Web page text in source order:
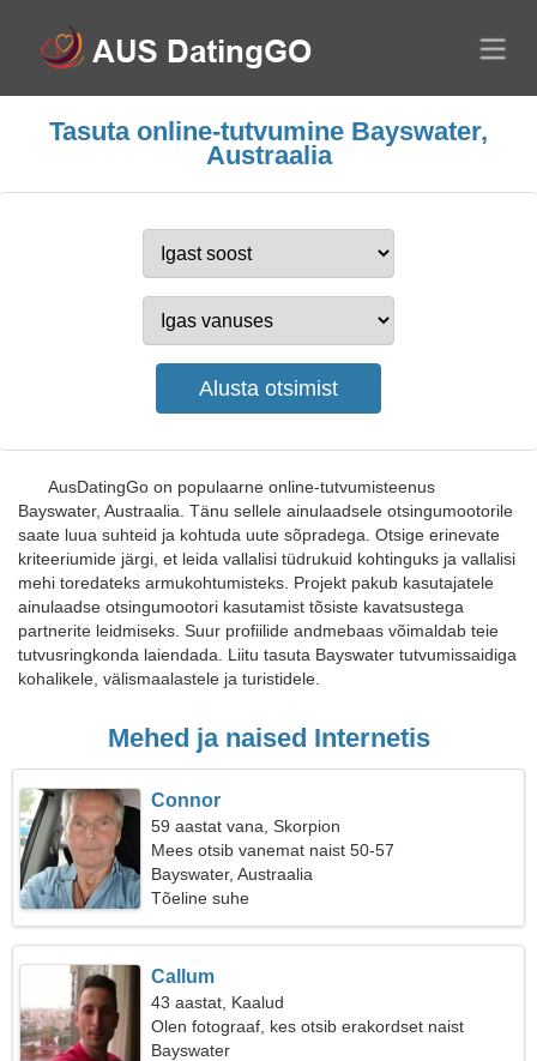
Tasuta online-tutvumine Bayswater,
Austraalia
AusDatingGo on populaarne online-tutvumisteenus
Bayswater, Austraalia. Tänu sellele ainulaadsele otsingumootorile
saate luua suhteid ja kohtuda uute sõpradega. Otsige erinevate
kriteeriumide järgi, et leida vallalisi tüdrukuid kohtinguks ja vallalisi
mehi toredateks armukohtumisteks. Projekt pakub kasutajatele
ainulaadse otsingumootori kasutamist tõsiste kavatsustega
partnerite leidmiseks. Suur profiilide andmebaas võimaldab teie
tutvusringkonda laiendada. Liitu tasuta Bayswater tutvumissaidiga
kohalikele, välismaalastele ja turistidele.
Mehed ja naised Internetis
Connor
59 aastat vana, Skorpion
Mees otsib vanemat naist 50-57
Bayswater, Austraalia
Tõeline suhe
Callum
43 aastat, Kaalud
Olen fotograaf, kes otsib erakordset naist
Bayswater